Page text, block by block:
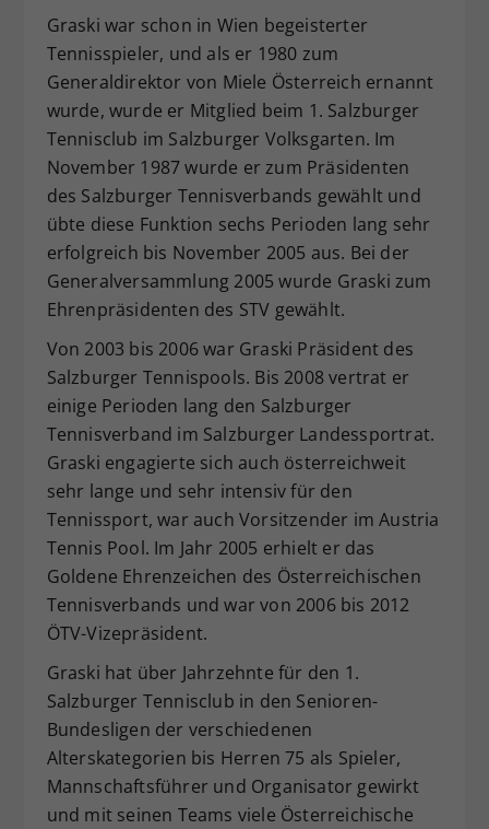
Graski war schon in Wien begeisterter
Tennisspieler, und als er 1980 zum
Generaldirektor von Miele Österreich ernannt
wurde, wurde er Mitglied beim 1. Salzburger
Tennisclub im Salzburger Volksgarten. Im
November 1987 wurde er zum Präsidenten
des Salzburger Tennisverbands gewählt und
übte diese Funktion sechs Perioden lang sehr
erfolgreich bis November 2005 aus. Bei der
Generalversammlung 2005 wurde Graski zum
Ehrenpräsidenten des STV gewählt.
Von 2003 bis 2006 war Graski Präsident des
Salzburger Tennispools. Bis 2008 vertrat er
einige Perioden lang den Salzburger
Tennisverband im Salzburger Landessportrat.
Graski engagierte sich auch österreichweit
sehr lange und sehr intensiv für den
Tennissport, war auch Vorsitzender im Austria
Tennis Pool. Im Jahr 2005 erhielt er das
Goldene Ehrenzeichen des Österreichischen
Tennisverbands und war von 2006 bis 2012
ÖTV-Vizepräsident.
Graski hat über Jahrzehnte für den 1.
Salzburger Tennisclub in den Senioren-
Bundesligen der verschiedenen
Alterskategorien bis Herren 75 als Spieler,
Mannschaftsführer und Organisator gewirkt
und mit seinen Teams viele Österreichische
Zweck
Dieser Wert speichert Ihre Consent-
Einstellungen. Unter anderem eine
zufällig generierte ID, für die
historische Speicherung Ihrer
vorgenommen Einstellungen, falls der
Webseiten-Betreiber dies eingestellt
hat.